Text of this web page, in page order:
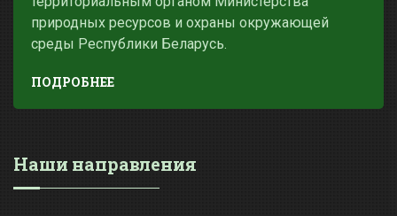
природных ресурсов и охраны окружающей
среды Республики Беларусь.
ПОДРОБНЕЕ
Наши направления